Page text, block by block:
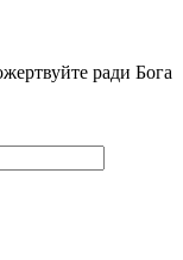
ради Бога